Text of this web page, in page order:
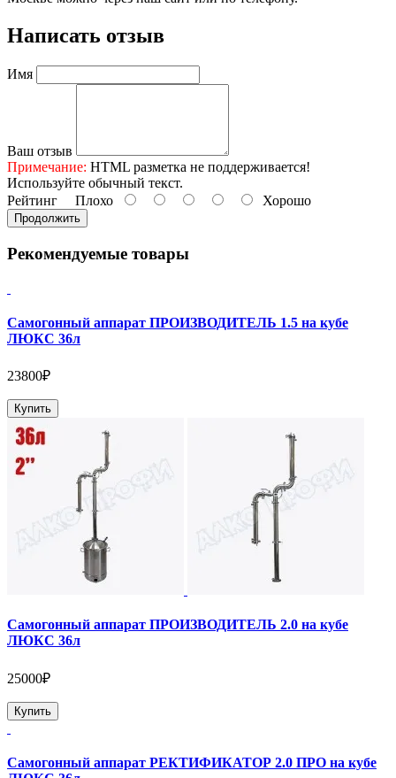
Написать отзыв
Имя
Ваш отзыв
Примечание: HTML разметка не поддерживается!
Используйте обычный текст.
Рейтинг Плохо Хорошо
Продолжить
Рекомендуемые товары
Самогонный аппарат ПРОИЗВОДИТЕЛЬ 1.5 на кубе
ЛЮКС 36л
23800₽
Купить
Самогонный аппарат ПРОИЗВОДИТЕЛЬ 2.0 на кубе
ЛЮКС 36л
25000₽
Купить
Самогонный аппарат РЕКТИФИКАТОР 2.0 ПРО на кубе